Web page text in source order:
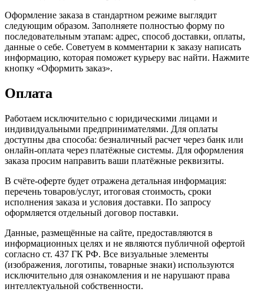
Оформление заказа в стандартном режиме выглядит
следующим образом. Заполняете полностью форму по
последовательным этапам: адрес, способ доставки, оплаты,
данные о себе. Советуем в комментарии к заказу написать
информацию, которая поможет курьеру вас найти. Нажмите
кнопку «Оформить заказ».
Оплата
Работаем исключительно с юридическими лицами и
индивидуальными предпринимателями. Для оплаты
доступны два способа: безналичный расчет через банк или
онлайн-оплата через платёжные системы. Для оформления
заказа просим направить ваши платёжные реквизиты.
В счёте-оферте будет отражена детальная информация:
перечень товаров/услуг, итоговая стоимость, сроки
исполнения заказа и условия доставки. По запросу
оформляется отдельный договор поставки.
Данные, размещённые на сайте, предоставляются в
информационных целях и не являются публичной офертой
согласно ст. 437 ГК РФ. Все визуальные элементы
(изображения, логотипы, товарные знаки) используются
исключительно для ознакомления и не нарушают права
интеллектуальной собственности.